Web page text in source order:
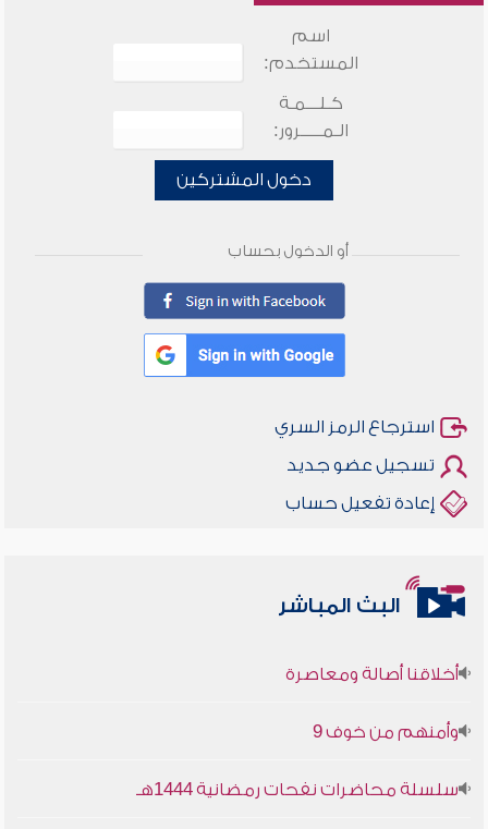
اسم
المستخدم:
كـلـــمـة
الـمـــــرور:
دخول المشتركين
أو الدخول بحساب
استرجاع الرمز السري
تسجيل عضو جديد
إعادة تفعيل حساب
البث المباشر
أخلاقنا أصالة ومعاصرة
وأمنهم من خوف 9